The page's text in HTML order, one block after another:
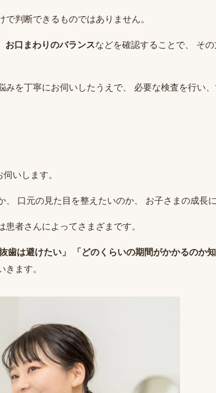
判断できるものではありません。
お口まわりのバランスなどを確認することで、 そ
を丁寧にお伺いしたうえで、 必要な検査を行い
いします。
口元の見た目を整えたいのか、 お子さまの成長
者さんによってさまざまです。
歯は避けたい」 「どのくらいの期間がかかるのか
ます。